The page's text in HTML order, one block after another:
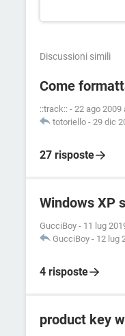
Discussioni simili
Come
::track:: - 22 ago 2009
totoriello - 29 dic
27 risposte
Windows XP
GucciBoy - 11 lug
GucciBoy - 12 lug
4 risposte
product key